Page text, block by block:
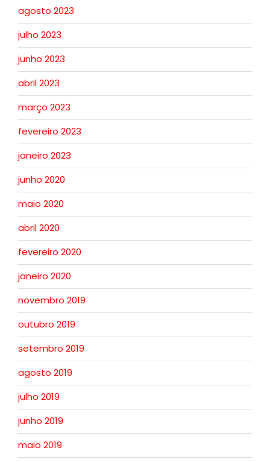
agosto 2023
julho 2023
junho 2023
abril 2023
março 2023
fevereiro 2023
janeiro 2023
junho 2020
maio 2020
abril 2020
fevereiro 2020
janeiro 2020
novembro 2019
outubro 2019
setembro 2019
agosto 2019
julho 2019
junho 2019
maio 2019